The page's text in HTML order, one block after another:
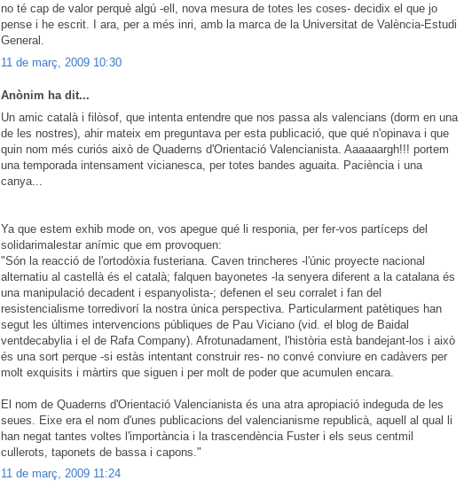
no té cap de valor perquè algú -ell, nova mesura de totes les coses- decidix el que jo
pense i he escrit. I ara, per a més inri, amb la marca de la Universitat de València-Estudi
General.
11 de març, 2009 10:30
Anònim ha dit...
Un amic català i filòsof, que intenta entendre que nos passa als valencians (dorm en una
de les nostres), ahir mateix em preguntava per esta publicació, que qué n'opinava i que
quin nom més curiós això de Quaderns d'Orientació Valencianista. Aaaaaargh!!! portem
una temporada intensament vicianesca, per totes bandes aguaita. Paciència i una
canya...
Ya que estem exhib mode on, vos apegue qué li responia, per fer-vos partíceps del
solidarimalestar anímic que em provoquen:
"Són la reacció de l'ortodòxia fusteriana. Caven trincheres -l'únic proyecte nacional
alternatiu al castellà és el català; falquen bayonetes -la senyera diferent a la catalana és
una manipulació decadent i espanyolista-; defenen el seu corralet i fan del
resistencialisme torredivorí la nostra única perspectiva. Particularment patètiques han
segut les últimes intervencions públiques de Pau Viciano (vid. el blog de Baidal
ventdecabylia i el de Rafa Company). Afrotunadament, l'història està bandejant-los i això
és una sort perque -si estàs intentant construir res- no convé conviure en cadàvers per
molt exquisits i màrtirs que siguen i per molt de poder que acumulen encara.
El nom de Quaderns d'Orientació Valencianista és una atra apropiació indeguda de les
seues. Eixe era el nom d'unes publicacions del valencianisme republicà, aquell al qual li
han negat tantes voltes l'importància i la trascendència Fuster i els seus centmil
cullerots, taponets de bassa i capons."
11 de març, 2009 11:24